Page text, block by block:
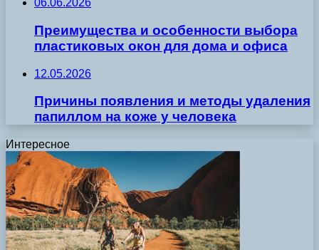
06.06.2026
Преимущества и особенности выбора
пластиковых окон для дома и офиса
12.05.2026
Причины появления и методы удаления
папиллом на коже у человека
Интересное